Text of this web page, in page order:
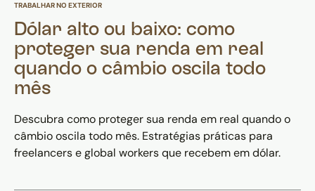
TRABALHAR NO EXTERIOR
Dólar alto ou baixo: como
proteger sua renda em real
quando o câmbio oscila todo
mês
Descubra como proteger sua renda em real quando o
câmbio oscila todo mês. Estratégias práticas para
freelancers e global workers que recebem em dólar.